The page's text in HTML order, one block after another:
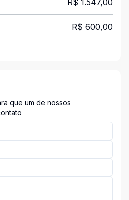
R$ 1.547,00
R$ 600,00
que um de nossos